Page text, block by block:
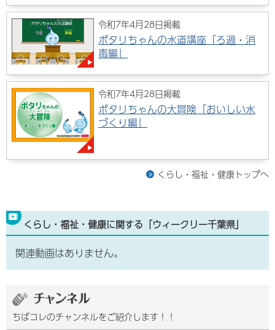
令和7年4月28日掲載
ポタリちゃんの水道講座「ろ過・消
毒編」
令和7年4月28日掲載
ポタリちゃんの大冒険「おいしい水
づくり編」
くらし・福祉・健康トップへ
くらし・福祉・健康に関する「ウィークリー千葉県」
関連動画はありません。
ちばコレのチャンネルをご紹介します！！